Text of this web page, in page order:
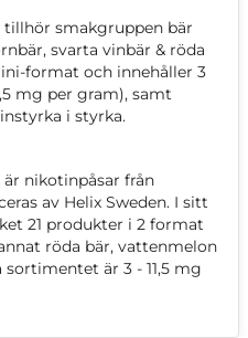
smakgruppen bär
svarta vinbär & röda
format och innehåller 3
mg per gram), samt
i styrka.
nikotinpåsar från
av Helix Sweden. I sitt
21 produkter i 2 format
röda bär, vattenmelon
är 3 - 11,5 mg